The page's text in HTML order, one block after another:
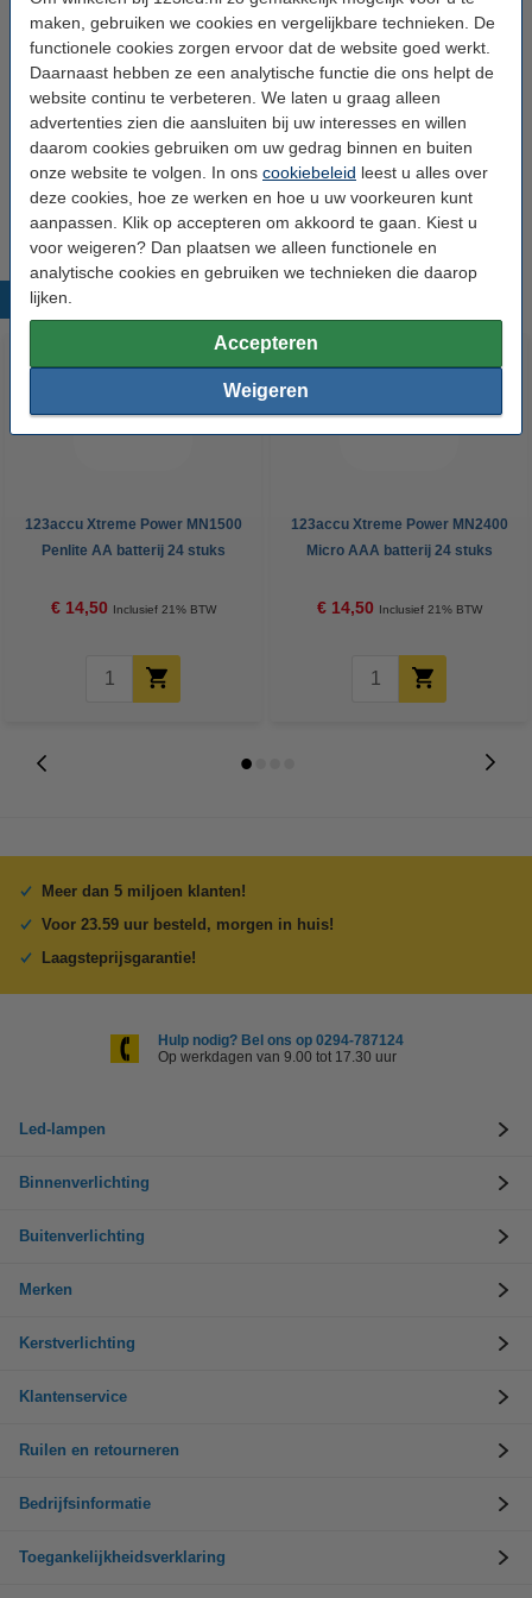
maken, gebruiken we cookies en vergelijkbare technieken. De
functionele cookies zorgen ervoor dat de website goed werkt.
Daarnaast hebben ze een analytische functie die ons helpt de
website continu te verbeteren. We laten u graag alleen
advertenties zien die aansluiten bij uw interesses en willen
daarom cookies gebruiken om uw gedrag binnen en buiten
onze website te volgen. In ons cookiebeleid leest u alles over
deze cookies, hoe ze werken en hoe u uw voorkeuren kunt
aanpassen. Klik op accepteren om akkoord te gaan. Kiest u
voor weigeren? Dan plaatsen we alleen functionele en
analytische cookies en gebruiken we technieken die daarop
lijken.
Accepteren
Weigeren
Afmetingen: 9,1 x 6,2 x 12,7 cm (bxlxh)
Timerfunctie:
Handleiding: -
Oud voor nieuw: uw oude apparaat
123accu Xtreme Power MN1500
Penlite AA batterij 24 stuks
€ 14,50 Inclusief 21% BTW
123accu Xtreme Power MN2400
Micro AAA batterij 24 stuks
€ 14,50 Inclusief 21% BTW
Meer dan 5 miljoen klanten!
Voor 23.59 uur besteld, morgen in huis!
Laagsteprijsgarantie!
Hulp nodig? Bel ons op 0294-787124
Op werkdagen van 9.00 tot 17.30 uur
Led-lampen
Binnenverlichting
Buitenverlichting
Merken
Kerstverlichting
Klantenservice
Ruilen en retourneren
Bedrijfsinformatie
Toegankelijkheidsverklaring